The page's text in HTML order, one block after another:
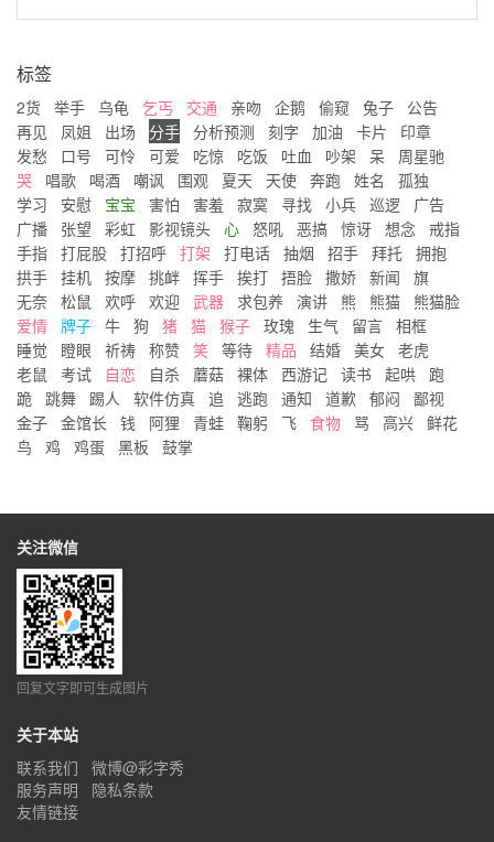
标签
2货 举手 乌龟 乞丐 交通 亲吻 企鹅 偷窥 兔子
公告
再见
凤姐 出场 分手 分析预测 刻字 加油 卡片
印章
发愁
口号 可怜 可爱 吃惊 吃饭 吐血 吵架 呆
周星驰
哭
唱歌 喝酒 嘲讽 围观 夏天 天使 奔跑 姓名
孤独
学习
安慰 宝宝 害怕 害羞 寂寞 寻找 小兵 巡逻
广告
广播
张望 彩虹 影视镜头 心 怒吼 恶搞 惊讶 想念
戒指
手指 打屁股 打招呼 打架 打电话 抽烟 招手 拜托 拥抱
拱手 挂机 按摩 挑衅 挥手 挨打 捂脸 撒娇 新闻
旗
无奈 松鼠 欢呼 欢迎 武器 求包养 演讲 熊 熊猫
熊猫脸
爱情 牌子 牛 狗 猪 猫 猴子 玫瑰 生气 留言 相框
睡觉
瞪眼 祈祷 称赞 笑 等待 精品 结婚 美女 老虎
老鼠
考试 自恋 自杀 蘑菇 裸体 西游记 读书 起哄
跑
跪
跳舞 踢人 软件仿真 追 逃跑 通知 道歉 郁闷
鄙视
金子 金馆长 钱 阿狸 青蛙 鞠躬 飞 食物 骂 高兴 鲜花
鸟
鸡 鸡蛋 黑板 鼓掌
关注微信
回复文字即可生成图片
关于本站
联系我们
微博@彩字秀
服务声明
隐私条款
友情链接